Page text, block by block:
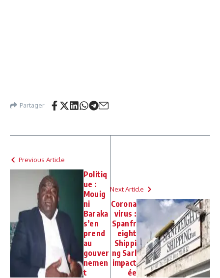
Partager
Previous Article
Politiq
ue :
Mouig
ni
Baraka
s’en
prend
au
gouver
nemen
t
Next Article
Corona
virus :
Spanfr
eight
Shippi
ng Sarl
impact
ée